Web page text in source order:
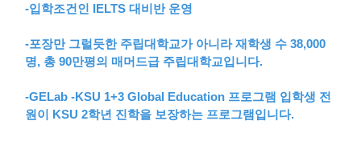
-입학조건인 IELTS 대비반 운영
-포장만 그럴듯한 주립대학교가 아니라 재학생 수 38,000
명, 총 90만평의 매머드급 주립대학교입니다.
-GELab -KSU 1+3 Global Education 프로그램 입학생 전
원이 KSU 2학년 진학을 보장하는 프로그램입니다.